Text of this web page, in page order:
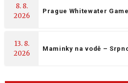
8. 8.
2026
Prague Whitewater
13. 8.
2026
Maminky na vodě –